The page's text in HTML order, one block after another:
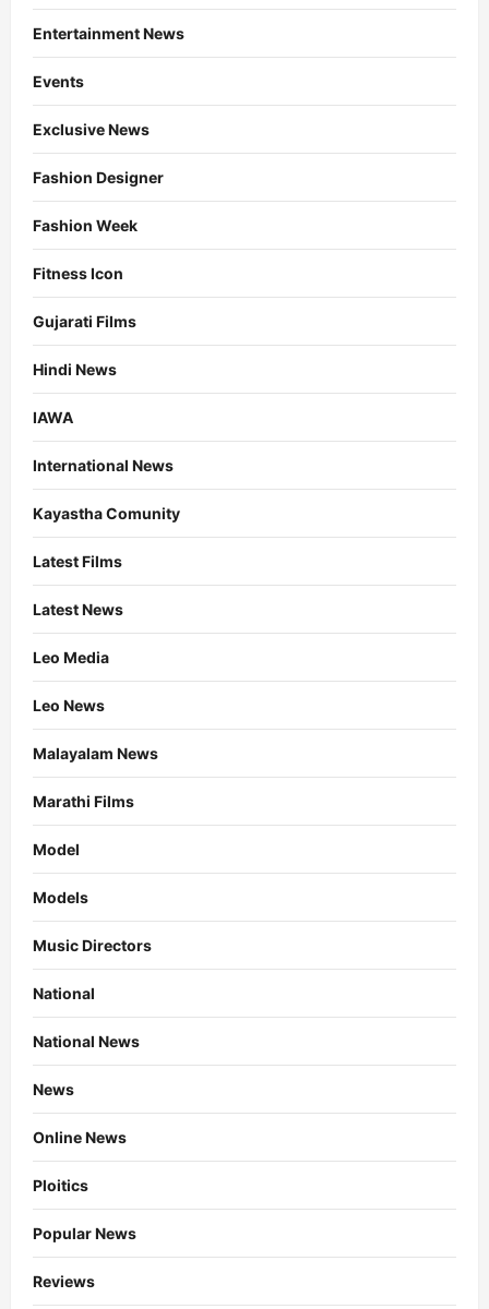
Entertainment News
Events
Exclusive News
Fashion Designer
Fashion Week
Fitness Icon
Gujarati Films
Hindi News
IAWA
International News
Kayastha Comunity
Latest Films
Latest News
Leo Media
Leo News
Malayalam News
Marathi Films
Model
Models
Music Directors
National
National News
News
Online News
Ploitics
Popular News
Reviews